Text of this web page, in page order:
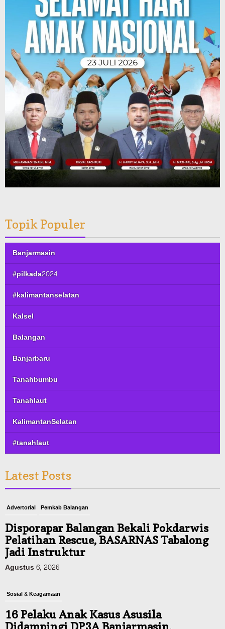
Topik Populer
Banjarmasin
#pilkada2024
#kalimantanselatan
Kalsel
Balangan
Banjarbaru
Tanahbumbu
Tanahlaut
KalimantanSelatan
#tanahlaut
Latest Posts
Advertorial Pemkab Balangan
Disporapar Balangan Bekali Pokdarwis
Pelatihan Rescue, BASARNAS Tabalong
Jadi Instruktur
Agustus 6, 2026
Sosial & Keagamaan
16 Pelaku Anak Kasus Asusila